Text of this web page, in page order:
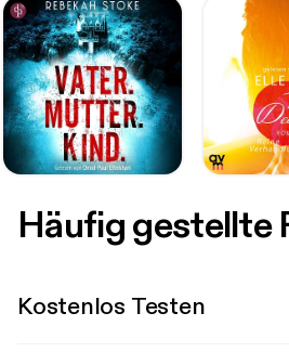
Häufig gestellte
Kostenlos Testen